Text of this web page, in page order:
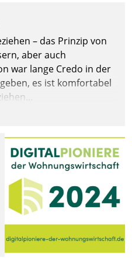
– das Prinzip von
aber auch
war lange Credo in der
es ist komfortabel